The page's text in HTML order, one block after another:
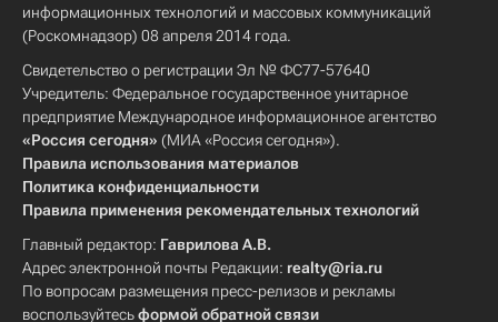
информационных технологий и массовых коммуникаций
(Роскомнадзор) 08 апреля 2014 года.
Свидетельство о регистрации Эл № ФС77-57640
Учредитель: Федеральное государственное унитарное
предприятие Международное информационное агентство
«Россия сегодня» (МИА «Россия сегодня»).
Правила использования материалов
Политика конфиденциальности
Правила применения рекомендательных технологий
Главный редактор: Гаврилова А.В.
Адрес электронной почты Редакции: realty@ria.ru
По вопросам размещения пресс-релизов и рекламы
воспользуйтесьформой обратной связи